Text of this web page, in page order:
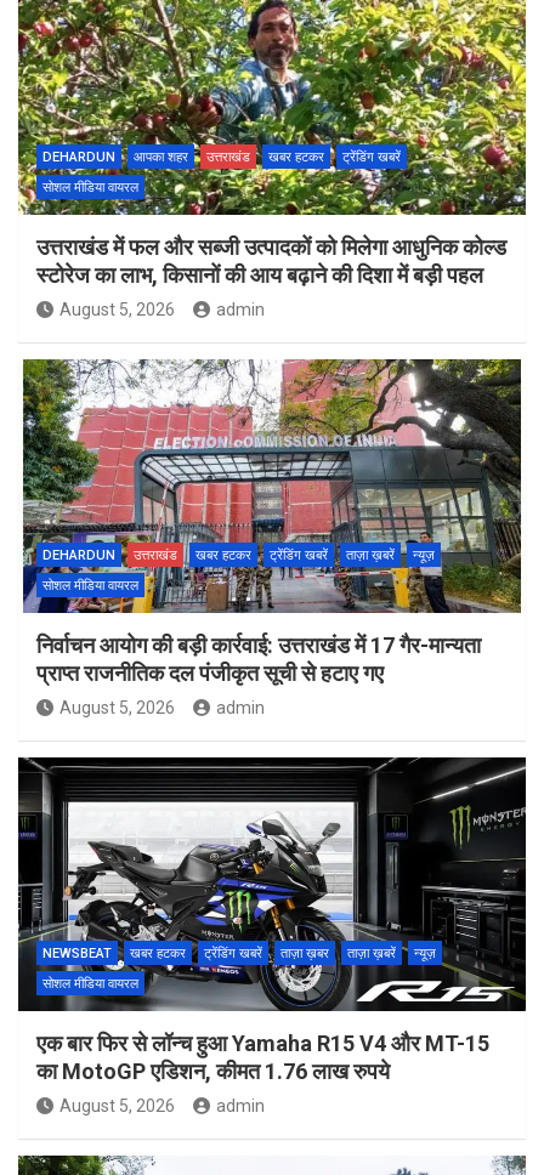
DEHARDUN आपका शहर उत्तराखंड खबर हटकर
ट्रेंडिंग खबरें
सोशल मीडिया वायरल
उत्तराखंड में फल और सब्जी उत्पादकों को मिलेगा आधुनिक कोल्ड
स्टोरेज का लाभ, किसानों की आय बढ़ाने की दिशा में बड़ी पहल
August 5, 2026 admin
DEHARDUN उत्तराखंड खबर हटकर ट्रेंडिंग खबरें ताज़ा ख़बरें
न्यूज़
सोशल मीडिया वायरल
निर्वाचन आयोग की बड़ी कार्रवाई: उत्तराखंड में 17 गैर-मान्यता
प्राप्त राजनीतिक दल पंजीकृत सूची से हटाए गए
August 5, 2026 admin
NEWSBEAT खबर हटकर ट्रेंडिंग खबरें ताज़ा ख़बर ताज़ा ख़बरें
न्यूज़
सोशल मीडिया वायरल
एक बार फिर से लॉन्च हुआ Yamaha R15 V4 और MT-15
का MotoGP एडिशन, कीमत 1.76 लाख रुपये
August 5, 2026 admin